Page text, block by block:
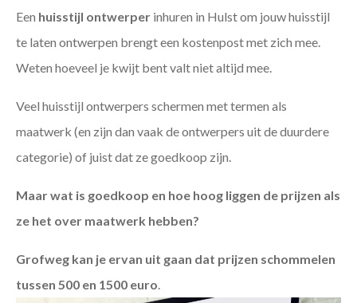
Een huisstijl ontwerper inhuren in Hulst om jouw huisstijl
te laten ontwerpen brengt een kostenpost met zich mee.
Weten hoeveel je kwijt bent valt niet altijd mee.
Veel huisstijl ontwerpers schermen met termen als
maatwerk (en zijn dan vaak de ontwerpers uit de duurdere
categorie) of juist dat ze goedkoop zijn.
Maar wat is goedkoop en hoe hoog liggen de prijzen als
ze het over maatwerk hebben?
Grofweg kan je ervan uit gaan dat prijzen schommelen
tussen 500 en 1500 euro.